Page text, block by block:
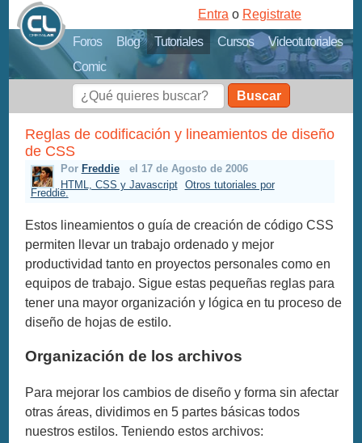
Foros Blog Tutoriales Cursos
Videotutoriales
Comic
Entra o Registrate
Buscar
Reglas de codificación y lineamientos de diseño
de CSS
Por Freddie
el 17 de Agosto de 2006
HTML, CSS y Javascript
Otros tutoriales por
Freddie.
Estos lineamientos o guía de creación de código CSS
permiten llevar un trabajo ordenado y mejor
productividad tanto en proyectos personales como en
equipos de trabajo. Sigue estas pequeñas reglas para
tener una mayor organización y lógica en tu proceso de
diseño de hojas de estilo.
Organización de los archivos
Para mejorar los cambios de diseño y forma sin afectar
otras áreas, dividimos en 5 partes básicas todos
nuestros estilos. Teniendo estos archivos: